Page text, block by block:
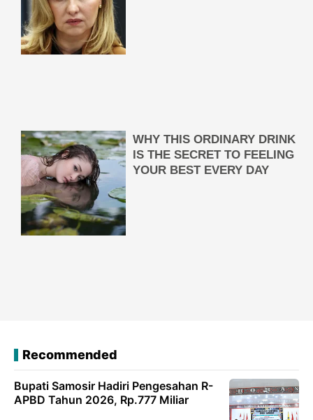
Recommended
Bupati Samosir Hadiri Pengesahan R-
APBD Tahun 2026, Rp.777 Miliar